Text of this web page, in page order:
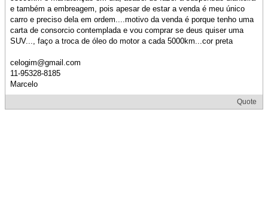
e também a embreagem, pois apesar de estar a venda é meu único
carro e preciso dela em ordem....motivo da venda é porque tenho uma
carta de consorcio contemplada e vou comprar se deus quiser uma
SUV..., faço a troca de óleo do motor a cada 5000km...cor preta
celogim@gmail.com
11-95328-8185
Marcelo
Quote